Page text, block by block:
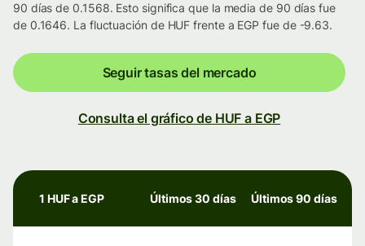
90 días de 0.1568. Esto significa que la media de 90 días fue
de 0.1646. La fluctuación de HUF frente a EGP fue de -9.63.
Seguir tasas del mercado
Consulta el gráfico de HUF a EGP
1 HUF a EGP Últimos 30 días Últimos 90 días